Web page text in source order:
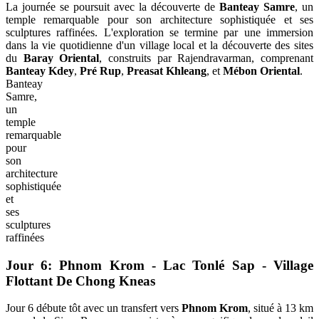
La journée se poursuit avec la découverte de Banteay Samre, un
temple remarquable pour son architecture sophistiquée et ses
sculptures raffinées. L'exploration se termine par une immersion
dans la vie quotidienne d'un village local et la découverte des sites
du Baray Oriental, construits par Rajendravarman, comprenant
Banteay Kdey, Pré Rup, Preasat Khleang, et Mébon Oriental.
Banteay
Samre,
un